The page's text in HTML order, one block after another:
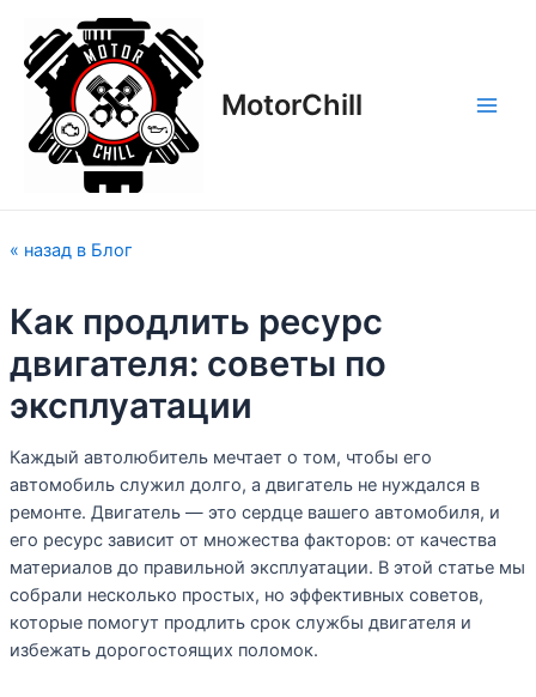
содержимому
MotorСhill
« назад в Блог
Как продлить ресурс
двигателя: советы по
эксплуатации
Каждый автолюбитель мечтает о том, чтобы его
автомобиль служил долго, а двигатель не нуждался в
ремонте. Двигатель — это сердце вашего автомобиля, и
его ресурс зависит от множества факторов: от качества
материалов до правильной эксплуатации. В этой статье мы
собрали несколько простых, но эффективных советов,
которые помогут продлить срок службы двигателя и
избежать дорогостоящих поломок.
по
записям